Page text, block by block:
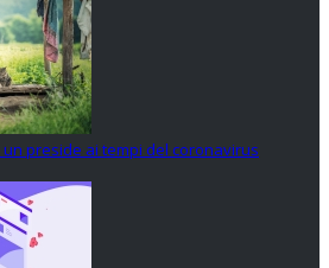
preside ai tempi del coronavirus